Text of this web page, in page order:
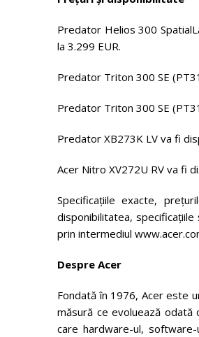
Predator Helios 300
la 3.299 EUR.
Predator Triton 300 SE
Predator Triton 300 SE
Predator XB273K LV va fi
Acer Nitro XV272U RV va fi
Specificațiile exacte,
disponibilitatea,
prin intermediul
Despre Acer
Fondată în 1976, Acer este
măsură ce evoluează odată
care hardware-ul,